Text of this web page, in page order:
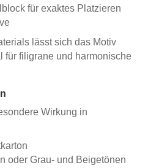
für exaktes Platzieren
lässt sich das Motiv
für filigrane und harmonische
Wirkung in
oder Grau- und Beigetönen